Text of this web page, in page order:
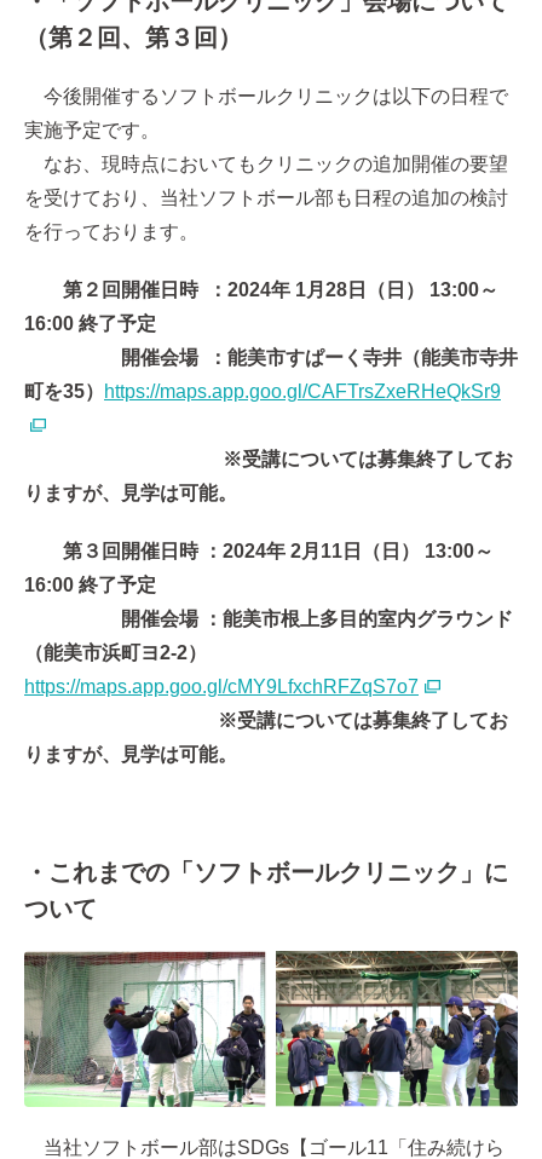
（第２回、第３回）
今後開催するソフトボールクリニックは以下の日程で
実施予定です。
なお、現時点においてもクリニックの追加開催の要望
を受けており、当社ソフトボール部も日程の追加の検討
を行っております。
第２回開催日時 ：2024年 1月28日（日） 13:00～
16:00 終了予定
開催会場 ：能美市すぱーく寺井（能美市寺井
町を35）
https://maps.app.goo.gl/CAFTrsZxeRHeQkSr9
※受講については募集終了してお
りますが、見学は可能。
第３回開催日時 ：2024年 2月11日（日） 13:00～
16:00 終了予定
開催会場 ：能美市根上多目的室内グラウンド
（能美市浜町ヨ2-2）
https://maps.app.goo.gl/cMY9LfxchRFZqS7o7
※受講については募集終了してお
りますが、見学は可能。
・これまでの「ソフトボールクリニック」に
ついて
当社ソフトボール部はSDGs【ゴール11「住み続けら